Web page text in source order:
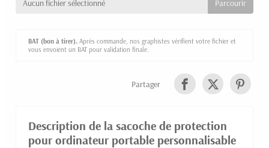
Aucun fichier sélectionné
BAT (bon à tirer). Après commande, nos graphistes vérifient votre fichier et
vous envoient un BAT pour validation finale.
Partager
Description de la sacoche de protection
pour ordinateur portable personnalisable